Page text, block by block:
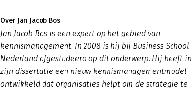
Over Jan Jacob Bos
Jan Jacob Bos is een expert op het gebied van
kennismanagement. In 2008 is hij bij Business School
Nederland afgestudeerd op dit onderwerp. Hij heeft in
zijn dissertatie een nieuw kennismanagementmodel
ontwikkeld dat organisaties helpt om de strategie te